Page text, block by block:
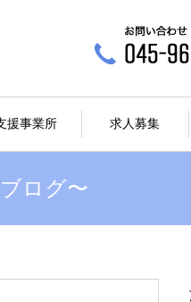
援事業所 求人募集
ログ〜